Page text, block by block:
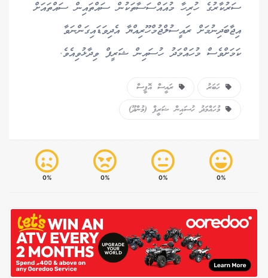
ސަރުކާރުގެ ހުރިހާ މުއައްސަސާތަކުން ސައްތައިން ސައްތައަށް
އިޖާބަދިނުމަށް ރައީސުލްޖުމްހޫރިއްޔާ އެދިވަޑައިގަންނަވާ
ކަމަށްވެސް މުހައްމަދު ހުސައިން ޝަރީފް ވިދާޅުވިއެވެ.
ހަބަރު
ރައީސް އޮފީސް
މުހައްމަދު ހުސައިން ޝަރީފް (މުންދޫ)
0%
0%
0%
0%